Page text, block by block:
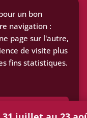
un bon
navigation :
page sur l'autre,
de visite plus
fins statistiques.